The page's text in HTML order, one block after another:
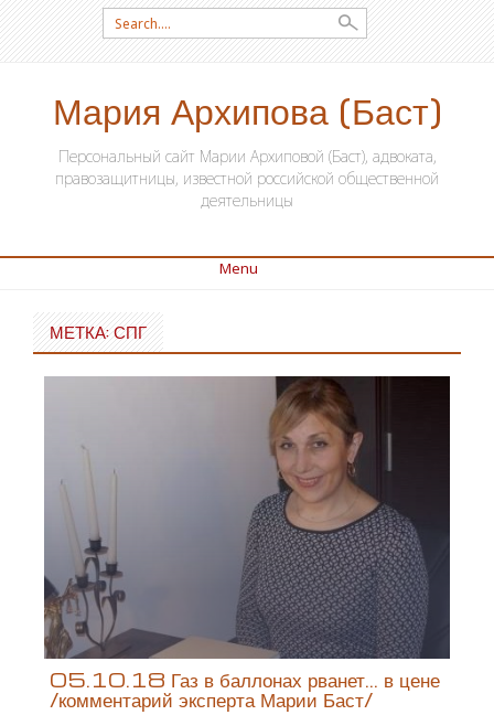
Search for:
Мария Архипова (Баст)
Персональный сайт Марии Архиповой (Баст), адвоката,
правозащитницы, известной российской общественной
деятельницы
Menu
SKIP TO CONTENT
МЕТКА: СПГ
05.10.18 Газ в баллонах рванет… в цене
/комментарий эксперта Марии Баст/